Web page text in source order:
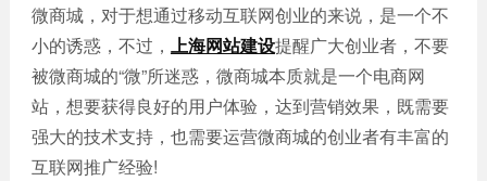
建设
外贸
网站
建设
教育
装修
建筑
其他
小程
序案
微商城，对于想通过移动互联网创业的来说，是一个不
小的诱惑，不过， 上海网站建设提醒广大创业者，不要
被微商城的“微”所迷惑，微商城本质就是一个电商网
站，想要获得良好的用户体验，达到营销效果，既需要
强大的技术支持，也需要运营微商城的创业者有丰富的
互联网推广经验!